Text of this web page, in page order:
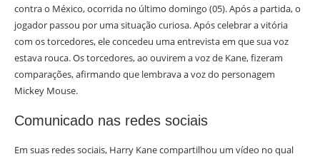
contra o México, ocorrida no último domingo (05). Após a partida, o
jogador passou por uma situação curiosa. Após celebrar a vitória
com os torcedores, ele concedeu uma entrevista em que sua voz
estava rouca. Os torcedores, ao ouvirem a voz de Kane, fizeram
comparações, afirmando que lembrava a voz do personagem
Mickey Mouse.
Comunicado nas redes sociais
Em suas redes sociais, Harry Kane compartilhou um vídeo no qual